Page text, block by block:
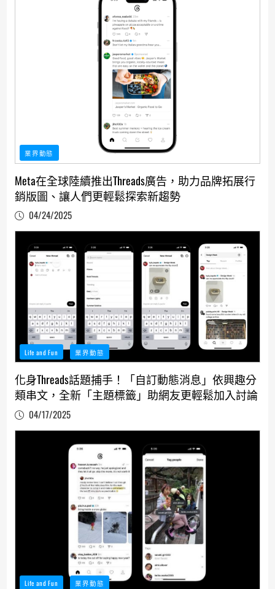
業界動態
Meta在全球陸續推出Threads廣告，助力品牌拓展行
銷版圖、讓人們更輕鬆探索新趨勢
04/24/2025
Life and Fun 業界動態
化身Threads話題捕手！「自訂動態消息」依興趣分
類串文，全新「主題標籤」助網友更輕鬆加入討論
04/17/2025
Life and Fun 業界動態